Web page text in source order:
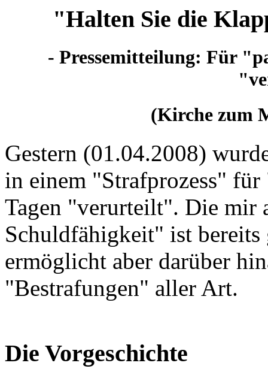
"Halten Sie die
- Pressemitteilung: Für
(Kirche zum
Gestern (01.04.2008)
in einem "Strafprozess"
Tagen "verurteilt". Die mir
Schuldfähigkeit" ist
ermöglicht aber darüber
"Bestrafungen" aller Art.
Die Vorgeschichte